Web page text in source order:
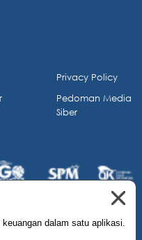
dalam satu aplikasi.
Privacy Policy
Pedoman Media
Siber
Reserved.